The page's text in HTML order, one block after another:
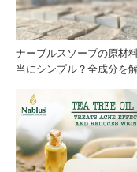
ナーブルスソープの原材
当にシンプル？全成分を